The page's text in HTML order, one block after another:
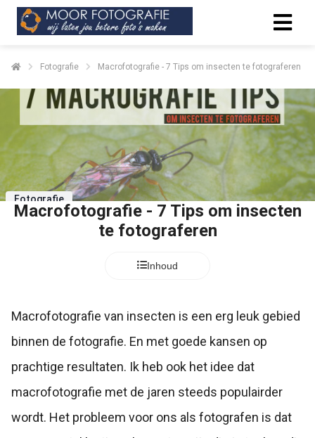
Fotografie Macrofotografie - 7 Tips om insecten te fotograferen
Fotografie
Macrofotografie - 7 Tips om insecten
te fotograferen
Inhoud
Macrofotografie van insecten is een erg leuk gebied
binnen de fotografie. En met goede kansen op
prachtige resultaten. Ik heb ook het idee dat
macrofotografie met de jaren steeds populairder
wordt. Het probleem voor ons als fotografen is dat